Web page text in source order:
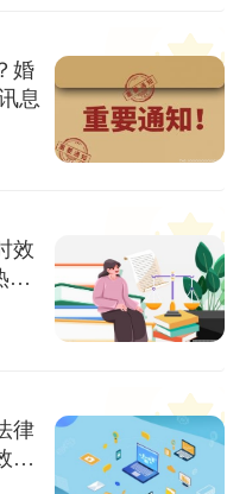
婚
息
效
消
律